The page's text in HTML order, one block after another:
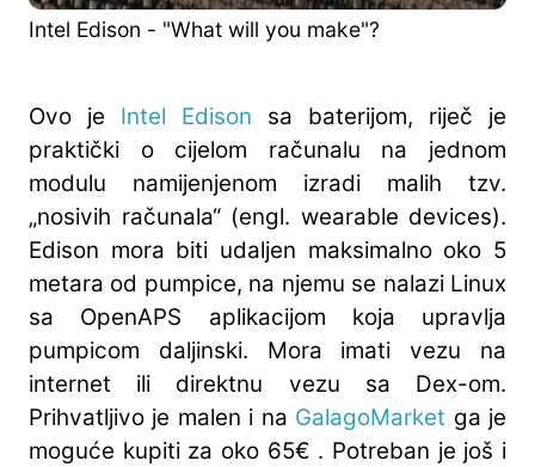
Intel Edison - "What will you make"?
Ovo je Intel Edison sa baterijom, riječ je
praktički o cijelom računalu na jednom
modulu namijenjenom izradi malih tzv.
„nosivih računala“ (engl. wearable devices).
Edison mora biti udaljen maksimalno oko 5
metara od pumpice, na njemu se nalazi Linux
sa OpenAPS aplikacijom koja upravlja
pumpicom daljinski. Mora imati vezu na
internet ili direktnu vezu sa Dex-om.
Prihvatljivo je malen i na GalagoMarket ga je
moguće kupiti za oko 65€ . Potreban je još i